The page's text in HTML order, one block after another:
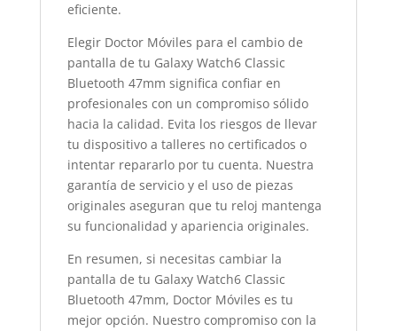
eficiente.
Elegir Doctor Móviles para el cambio de
pantalla de tu Galaxy Watch6 Classic
Bluetooth 47mm significa confiar en
profesionales con un compromiso sólido
hacia la calidad. Evita los riesgos de llevar
tu dispositivo a talleres no certificados o
intentar repararlo por tu cuenta. Nuestra
garantía de servicio y el uso de piezas
originales aseguran que tu reloj mantenga
su funcionalidad y apariencia originales.
En resumen, si necesitas cambiar la
pantalla de tu Galaxy Watch6 Classic
Bluetooth 47mm, Doctor Móviles es tu
mejor opción. Nuestro compromiso con la